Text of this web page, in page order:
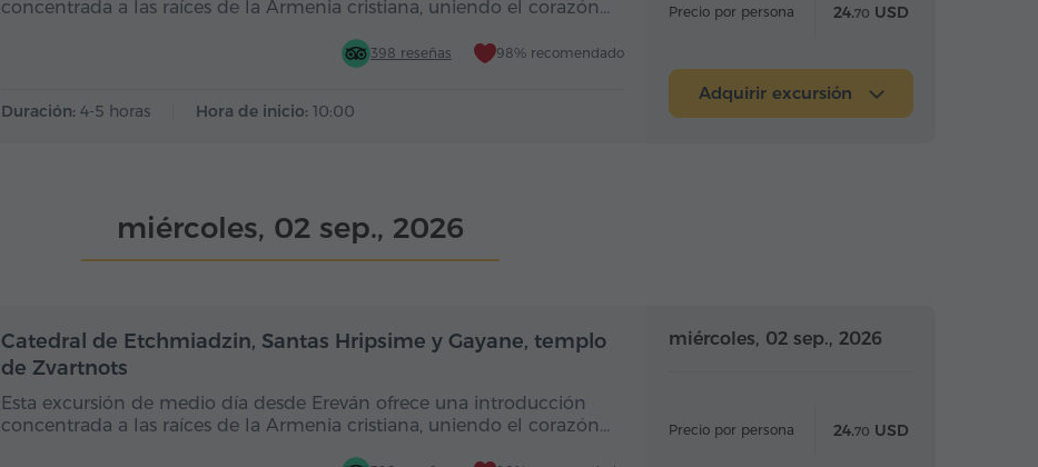
concentrada a las raíces de la Armenia cristiana, uniendo el corazón…
398 reseñas 98% recomendado
Duración: 4-5 horas Hora de inicio: 10:00
Precio por persona 24.70 USD
Adquirir excursión
miércoles, 02 sep., 2026
Medio día Medio día Medio día
Catedral de Etchmiadzin, Santas Hripsime y Gayane, templo
de Zvartnots
Esta excursión de medio día desde Ereván ofrece una introducción
concentrada a las raíces de la Armenia cristiana, uniendo el corazón…
miércoles, 02 sep., 2026
Precio por persona 24.70 USD